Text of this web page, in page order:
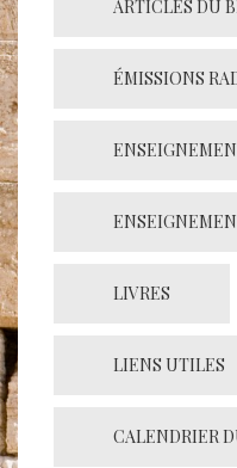
ARTICLES DU
ÉMISSIONS
LIVRES
LIENS UTILES
CALENDRIER